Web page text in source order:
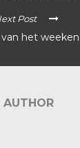
Post
van het